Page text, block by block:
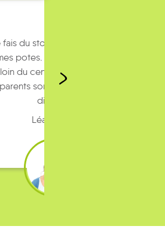
fais du stop pour rejoindre
potes. J’habite un peu
loin du centre ville et mes
parents sont pas toujours
dispo…
Léa 16 ans